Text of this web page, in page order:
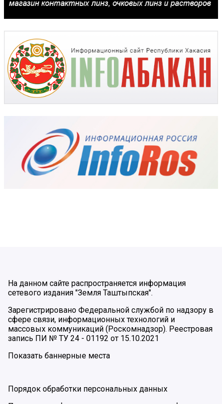
На данном сайте распространяется информация
сетевого издания "Земля Таштыпская".
Зарегистрировано Федеральной службой по надзору в
сфере связи, информационных технологий и
массовых коммуникаций (Роскомнадзор). Реестровая
запись ПИ № ТУ 24 - 01192 от 15.10.2021
Показать баннерные места
Порядок обработки персональных данных